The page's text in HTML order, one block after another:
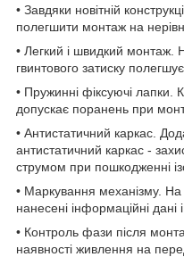
• Завдяки новітній
полегшити монтаж на
• Легкий і швидкий монтаж.
гвинтового затиску
• Пружинні фіксуючі лапки.
допускає поранень при
• Антистатичний каркас.
антистатичний каркас -
струмом при пошкодженні
• Маркування механізму.
нанесені інформаційні дані
• Контроль фази після
наявності живлення на